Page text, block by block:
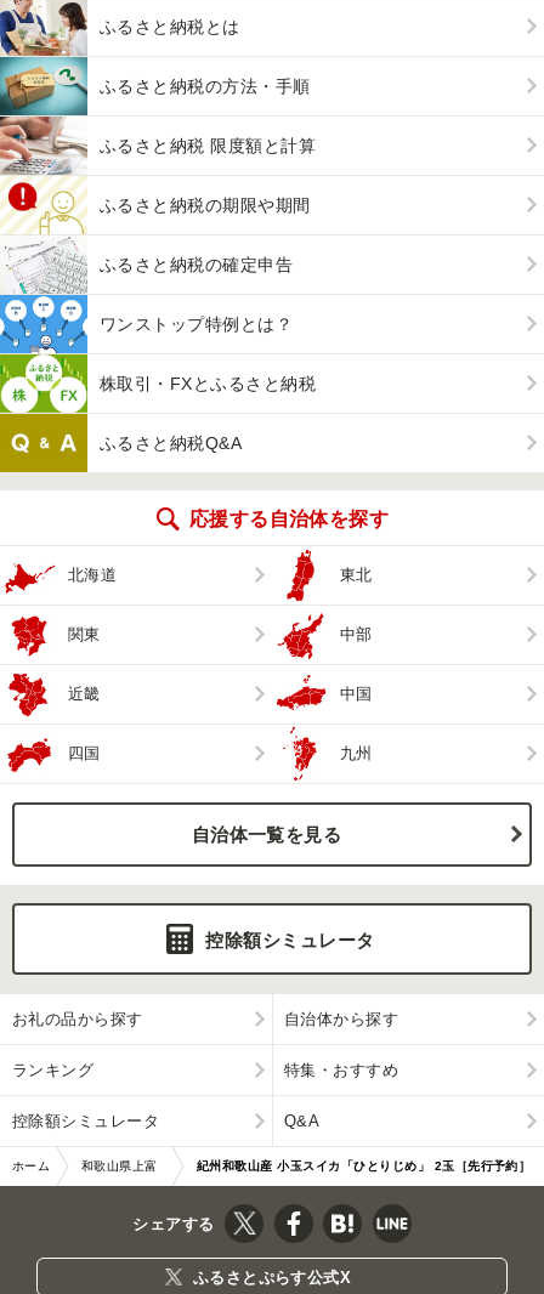
ふるさと納税とは
ふるさと納税の方法・手順
ふるさと納税 限度額と計算
ふるさと納税の期限や期間
ふるさと納税の確定申告
ワンストップ特例とは？
株取引・FXとふるさと納税
ふるさと納税Q&A
応援する自治体を探す
北海道 東北
関東 中部
近畿 中国
四国 九州
自治体一覧を見る
控除額シミュレータ
お礼の品から探す 自治体から探す
ランキング 特集・おすすめ
控除額シミュレータ Q&A
ホーム 和歌山県上富 紀州和歌山産 小玉スイカ「ひとりじめ」 2玉［先行予約］
［UT86］
シェアする
ふるさとぷらす公式X